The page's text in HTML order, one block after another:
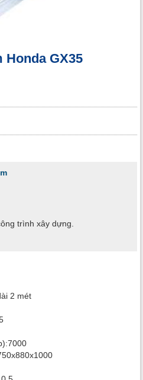
GX35
trình xây dựng.
2 mét